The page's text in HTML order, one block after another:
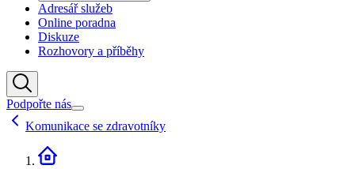
Adresář služeb
Online poradna
Diskuze
Rozhovory a příběhy
Podpořte nás
Komunikace se zdravotníky